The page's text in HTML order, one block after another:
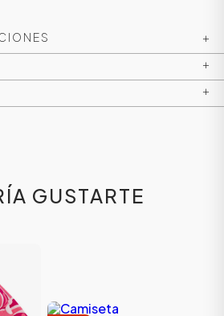
+
+
+
GUSTARTE